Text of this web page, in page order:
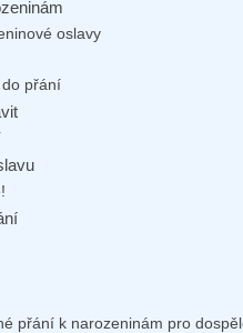
oslavy
přání
přání k narozeninám ⁤pro